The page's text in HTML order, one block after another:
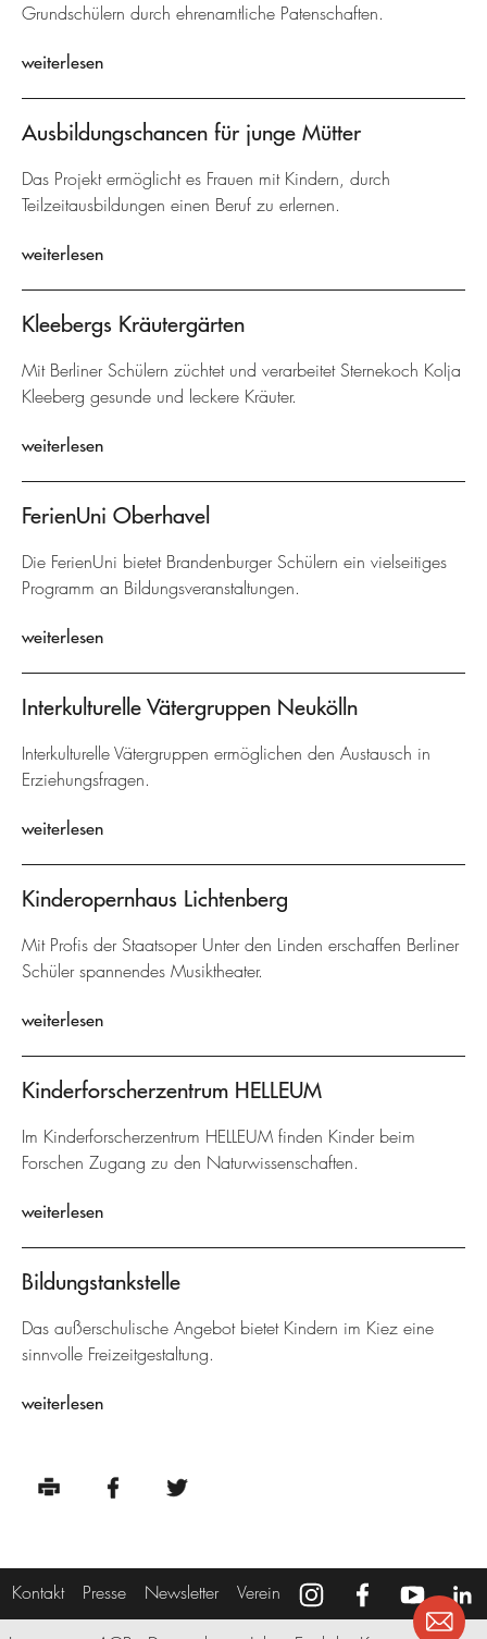
Grundschülern durch ehrenamtliche Patenschaften.
weiterlesen
Ausbildungschancen für junge Mütter
Das Projekt ermöglicht es Frauen mit Kindern, durch
Teilzeitausbildungen einen Beruf zu erlernen.
weiterlesen
Kleebergs Kräutergärten
Mit Berliner Schülern züchtet und verarbeitet Sternekoch Kolja
Kleeberg gesunde und leckere Kräuter.
weiterlesen
FerienUni Oberhavel
Die FerienUni bietet Brandenburger Schülern ein vielseitiges
Programm an Bildungsveranstaltungen.
weiterlesen
Interkulturelle Vätergruppen Neukölln
Interkulturelle Vätergruppen ermöglichen den Austausch in
Erziehungsfragen.
weiterlesen
Kinderopernhaus Lichtenberg
Mit Profis der Staatsoper Unter den Linden erschaffen Berliner
Schüler spannendes Musiktheater.
weiterlesen
Kinderforscherzentrum HELLEUM
Im Kinderforscherzentrum HELLEUM finden Kinder beim
Forschen Zugang zu den Naturwissenschaften.
weiterlesen
Bildungstankstelle
Das außerschulische Angebot bietet Kindern im Kiez eine
sinnvolle Freizeitgestaltung.
weiterlesen
Kontakt Presse Newsletter Verein